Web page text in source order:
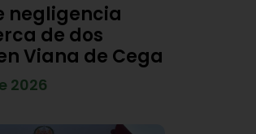
negligencia
de dos
Viana de Cega
2026